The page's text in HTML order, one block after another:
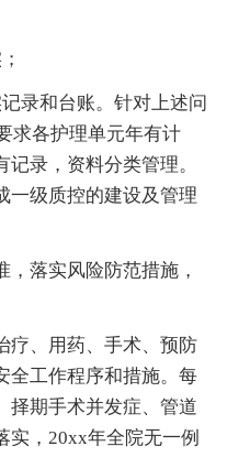
录和台账。针对上述问
求各护理单元年有计
录，资料分类管理。
一级质控的建设及管理
，落实风险防范措施，
疗、用药、手术、预防
全工作程序和措施。每
择期手术并发症、管道
实，20xx年全院无一例